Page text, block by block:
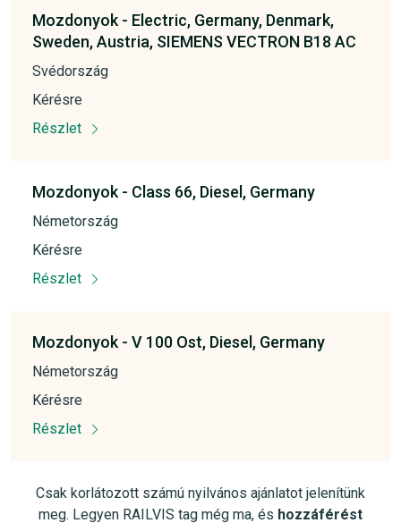
Mozdonyok - Electric, Germany, Denmark,
Sweden,Austria, SIEMENS VECTRON B18 AC
Svédország
Kérésre
Részlet
Mozdonyok - Class 66, Diesel, Germany
Németország
Kérésre
Részlet
Mozdonyok - V 100 Ost, Diesel, Germany
Németország
Kérésre
Részlet
Csak korlátozott számú nyilvános ajánlatot jelenítünk
meg. Legyen RAILVIS tag még ma, és hozzáférést